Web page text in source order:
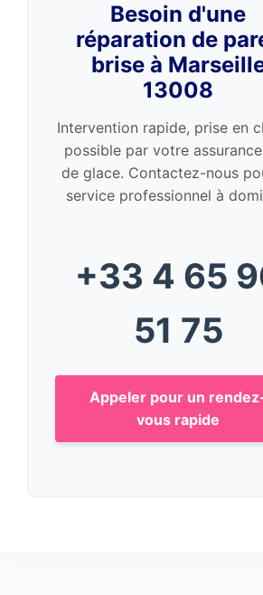
Besoin d'une
réparation de
brise à
13008
Intervention rapide, prise en
possible par votre
de glace. Contactez-nous
service professionnel à
+33 4 65
51 75
Appeler pour un
vous rapide